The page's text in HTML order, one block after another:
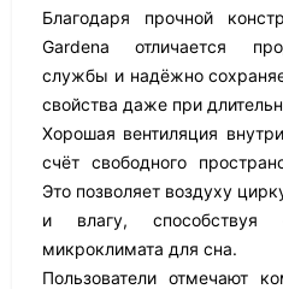
Благодаря прочной
Gardena отличается
службы и надёжно
свойства даже при
Хорошая вентиляция
счёт свободного
Это позволяет воздуху
и влагу, способствуя
микроклимата для сна.
Пользователи отмечают